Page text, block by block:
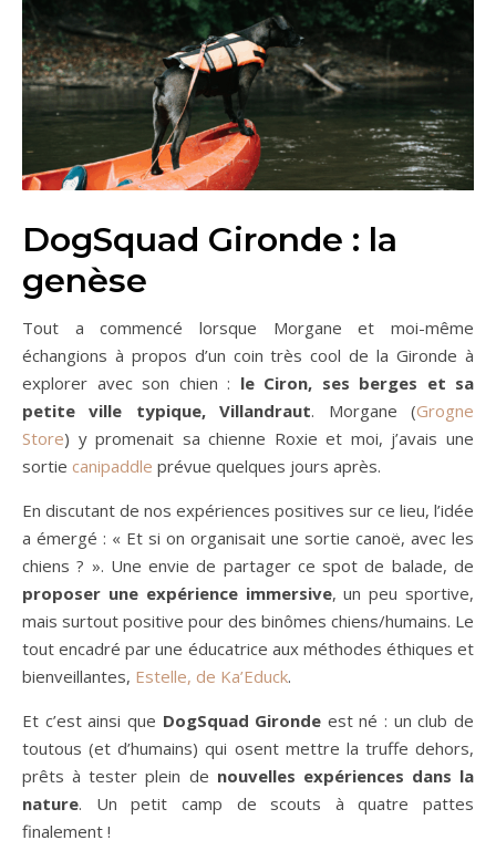
DogSquad Gironde : la
genèse
Tout a commencé lorsque Morgane et moi-même
échangions à propos d’un coin très cool de la Gironde à
explorer avec son chien : le Ciron, ses berges et sa
petite ville typique, Villandraut. Morgane (Grogne
Store) y promenait sa chienne Roxie et moi, j’avais une
sortie canipaddle prévue quelques jours après.
En discutant de nos expériences positives sur ce lieu, l’idée
a émergé : « Et si on organisait une sortie canoë, avec les
chiens ? ». Une envie de partager ce spot de balade, de
proposer une expérience immersive, un peu sportive,
mais surtout positive pour des binômes chiens/humains. Le
tout encadré par une éducatrice aux méthodes éthiques et
bienveillantes, Estelle, de Ka’Educk.
Et c’est ainsi que DogSquad Gironde est né : un club de
toutous (et d’humains) qui osent mettre la truffe dehors,
prêts à tester plein de nouvelles expériences dans la
nature. Un petit camp de scouts à quatre pattes
finalement !